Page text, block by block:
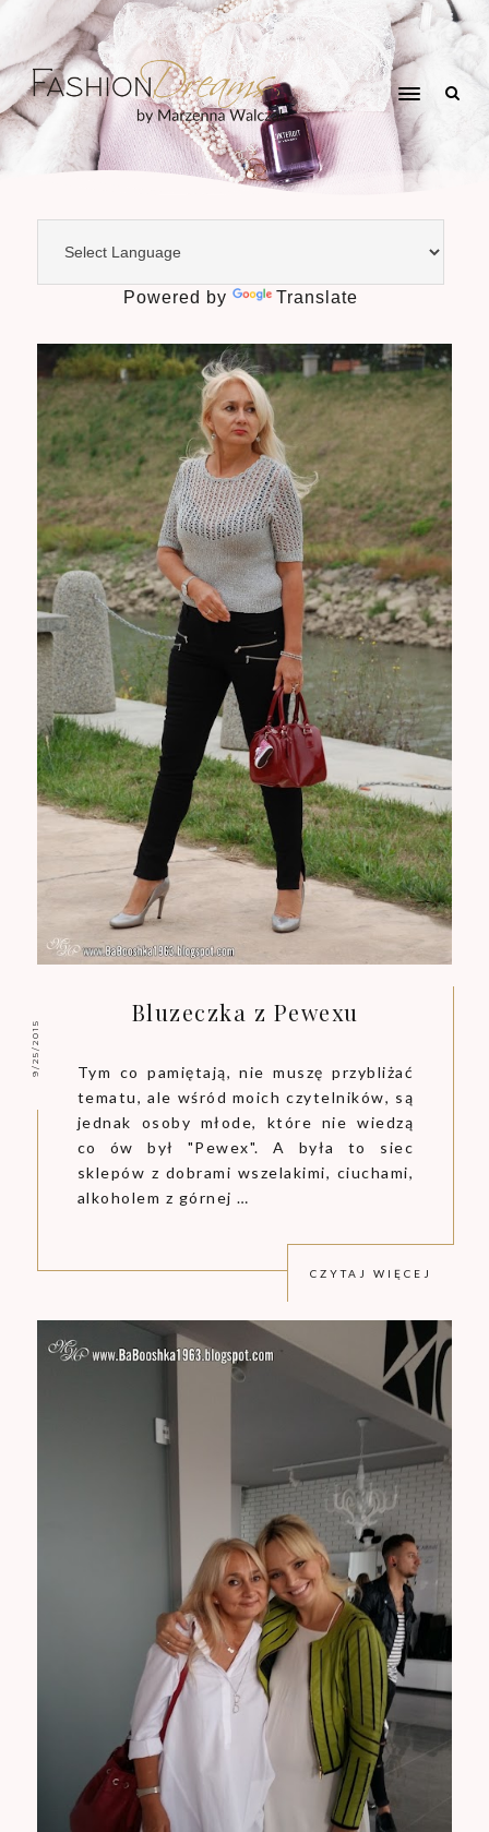
Powered by Translate
9/25/2015
Bluzeczka z Pewexu
Tym co pamiętają, nie muszę przybliżać
tematu, ale wśród moich czytelników, są
jednak osoby młode, które nie wiedzą
co ów był "Pewex". A była to siec
sklepów z dobrami wszelakimi, ciuchami,
alkoholem z górnej …
CZYTAJ WIĘCEJ